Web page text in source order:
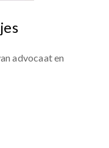
advocaat en